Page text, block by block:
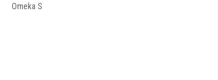
Omeka S